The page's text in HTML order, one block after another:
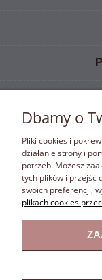
Materiały umieszczone w
ustawy z dnia 4 lutego
i prawach pokrewnych.
sklepie internetowym
Dbamy o
Pliki cookies i
działanie strony i
potrzeb. Możesz
tych plików i przejść
swoich preferencji,
plikach cookies